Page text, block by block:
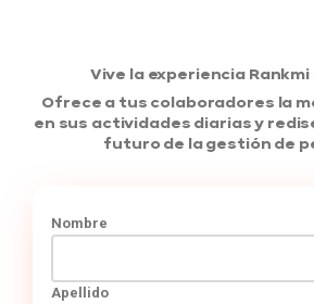
Vive la experiencia
Ofrece a tus colaboradores la
en sus actividades diarias y
futuro de la gestión de
Nombre
Apellido